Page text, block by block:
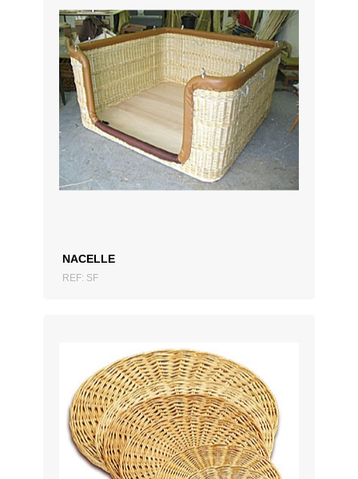
NACELLE
REF: SF
AJOUTER AU DEVIS